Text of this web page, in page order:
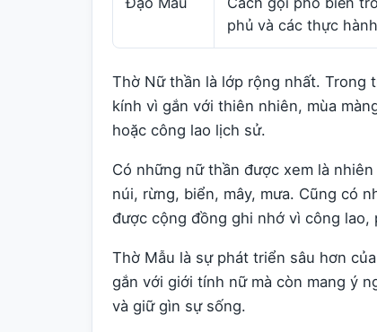
phủ và các thực
Thờ Nữ thần là lớp rộng nhất. Trong
kính vì gắn với thiên nhiên, mùa
hoặc công lao lịch sử.
Có những nữ thần được xem là
núi, rừng, biển, mây, mưa. Cũng có
được cộng đồng ghi nhớ vì công
Thờ Mẫu là sự phát triển sâu hơn
gắn với giới tính nữ mà còn mang ý
và giữ gìn sự sống.